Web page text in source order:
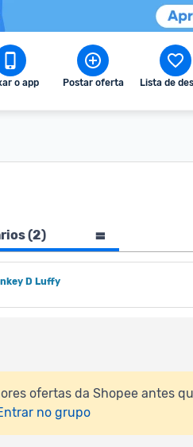
o app Postar oferta Lista de
(2)
D Luffy
ofertas da Shopee antes
no grupo